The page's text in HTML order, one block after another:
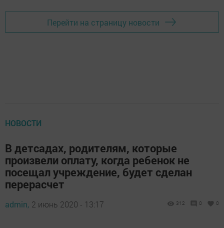
Перейти на страницу новости
НОВОСТИ
В детсадах, родителям, которые
произвели оплату, когда ребенок не
посещал учреждение, будет сделан
перерасчет
admin, 2 июнь 2020 - 13:17 312 0 0